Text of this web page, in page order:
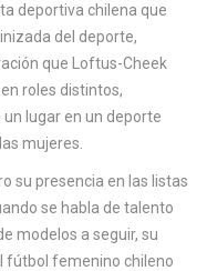
deportiva chilena que
del deporte,
que Loftus-Cheek
roles distintos,
lugar en un deporte
mujeres.
su presencia en las listas
se habla de talento
modelos a seguir, su
fútbol femenino chileno